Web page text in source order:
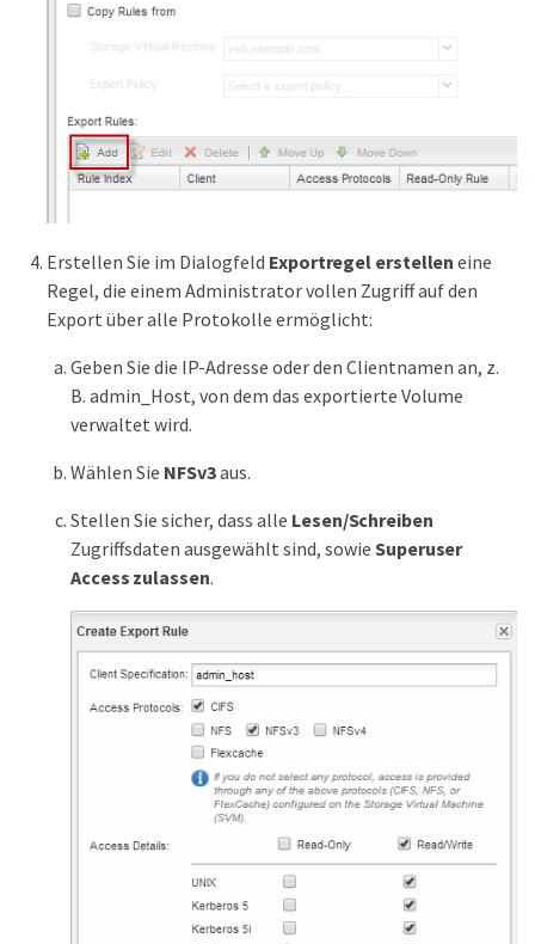
Erstellen Sie im Dialogfeld Exportregel erstellen eine
Regel, die einem Administrator vollen Zugriff auf den
Export über alle Protokolle ermöglicht:
Geben Sie die IP-Adresse oder den Clientnamen an, z.
B. admin_Host, von dem das exportierte Volume
verwaltet wird.
Wählen Sie NFSv3aus.
Stellen Sie sicher, dass alle Lesen/Schreiben
Zugriffsdaten ausgewählt sind, sowie Superuser
Access zulassen.